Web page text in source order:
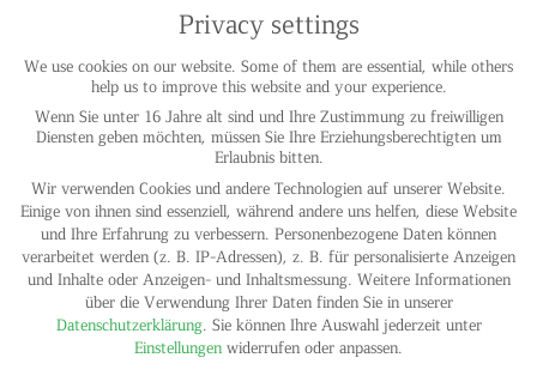
© HELGA MARIA KLOSTERFELDE | ALL RIGHTS RESERVED
Privacy settings
We use cookies on our website. Some of them are essential, while others
help us to improve this website and your experience.
Wenn Sie unter 16 Jahre alt sind und Ihre Zustimmung zu freiwilligen
Diensten geben möchten, müssen Sie Ihre Erziehungsberechtigten um
Erlaubnis bitten.
Wir verwenden Cookies und andere Technologien auf unserer Website.
Einige von ihnen sind essenziell, während andere uns helfen, diese Website
und Ihre Erfahrung zu verbessern. Personenbezogene Daten können
verarbeitet werden (z. B. IP-Adressen), z. B. für personalisierte Anzeigen
und Inhalte oder Anzeigen- und Inhaltsmessung. Weitere Informationen
über die Verwendung Ihrer Daten finden Sie in unserer
Datenschutzerklärung. Sie können Ihre Auswahl jederzeit unter
Einstellungen widerrufen oder anpassen.